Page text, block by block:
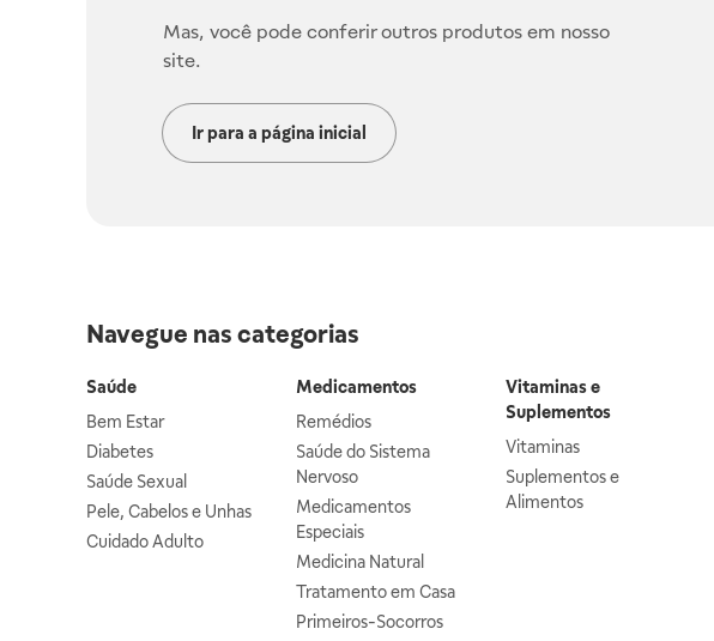
Mas, você pode conferir outros produtos em nosso
site.
Ir para a página inicial
Navegue nas categorias
Saúde
Bem Estar
Diabetes
Saúde Sexual
Pele, Cabelos e Unhas
Cuidado Adulto
Medicamentos
Remédios
Saúde do Sistema
Nervoso
Medicamentos
Especiais
Medicina Natural
Tratamento em Casa
Primeiros-Socorros
Vitaminas e
Suplementos
Vitaminas
Suplementos e
Alimentos